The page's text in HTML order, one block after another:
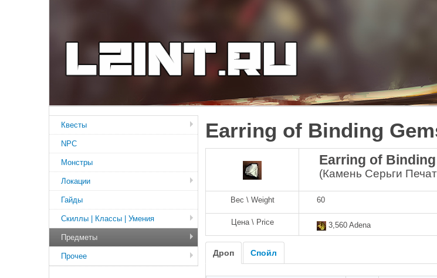
Earring of Binding
Earring of
(Камень Серьги
Вес \ Weight 60
Цена \ Price 3,560 Adena
Дроп Спойл
Квесты
NPC
Монстры
Локации
Гайды
Скиллы | Классы | Умения
Предметы
Прочее